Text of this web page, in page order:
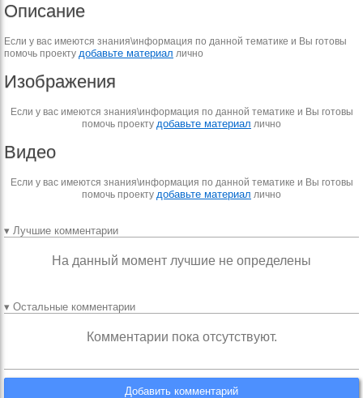
Описание
Если у вас имеются знания\информация по данной тематике и Вы готовы
помочь проекту добавьте материал лично
Изображения
Если у вас имеются знания\информация по данной тематике и Вы готовы
помочь проекту добавьте материал лично
Видео
Если у вас имеются знания\информация по данной тематике и Вы готовы
помочь проекту добавьте материал лично
▾ Лучшие комментарии
На данный момент лучшие не определены
▾ Остальные комментарии
Комментарии пока отсутствуют.
Добавить комментарий